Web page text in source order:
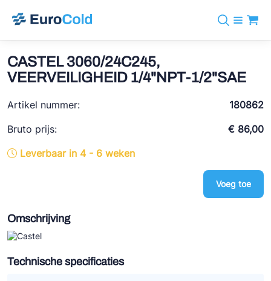
info@eurocold.nl
Merken
BOCK
REFFLEX®
Johnson Controls
Doucette Industries
Koudemiddelen
Diensten
Nieuws
Over ons
CASTEL 3060/24C245,
VEERVEILIGHEID 1/4"NPT-1/2"SAE
Artikel nummer:
180862
Bruto prijs:
€ 86,00
Leverbaar in 4 - 6 weken
Voeg toe
Omschrijving
Technische specificaties